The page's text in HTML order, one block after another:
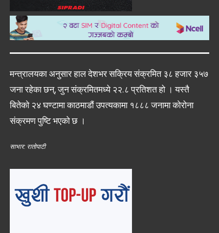
मन्त्रालयका अनुसार हाल देशभर सक्रिय संक्रमित ३८ हजार ३५७
जना रहेका छन्, जुन संक्रमितमध्ये २२.८ प्रतिशत हो । यस्तै
बितेको २४ घण्टामा काठमाडौं उपत्यकामा १८८८ जनामा कोरोना
संक्रमण पुष्टि भएको छ ।
साभार: रातोपाटी